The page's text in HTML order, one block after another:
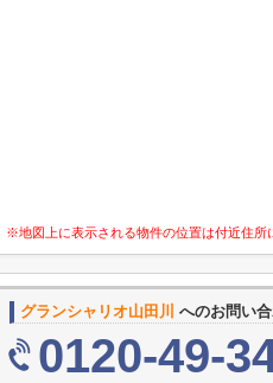
※地図上に表示される物件の位置は付近住所
グランシャリオ山田川 へのお問い
0120-49-